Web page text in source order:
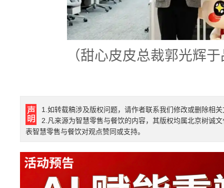
（甜心皮皮总裁郭光辉
1.如转载稿涉及版权问题，请作者联系我们修改或删除相
2.凡来源为智慧零售与餐饮的内容，其版权均属北京树诚
表智慧零售与餐饮对观点赞同或支持。